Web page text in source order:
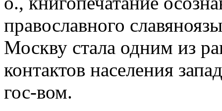
православного
Москву стала одним из
контактов населения
гос-вом.